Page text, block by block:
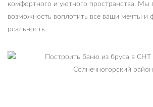
комфортного и уютного пространства. Мы
возможность воплотить все ваши мечты и
реальность.